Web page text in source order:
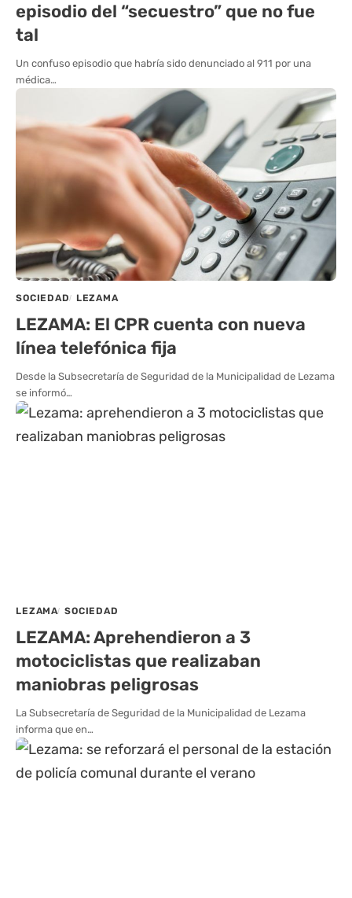
episodio del “secuestro” que no fue
tal
Un confuso episodio que habría sido denunciado al 911 por una
médica…
SOCIEDAD LEZAMA
LEZAMA: El CPR cuenta con nueva
línea telefónica fija
Desde la Subsecretaría de Seguridad de la Municipalidad de Lezama
se informó…
LEZAMA SOCIEDAD
LEZAMA: Aprehendieron a 3
motociclistas que realizaban
maniobras peligrosas
La Subsecretaría de Seguridad de la Municipalidad de Lezama
informa que en…